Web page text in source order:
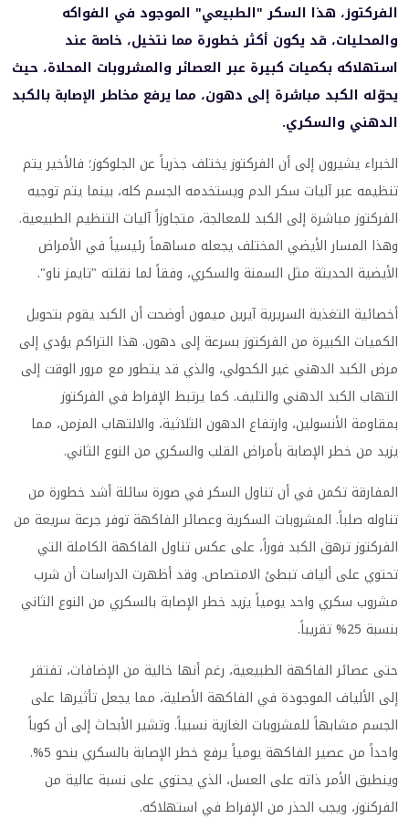
الفركتوز، هذا السكر "الطبيعي" الموجود في الفواكه
والمحليات، قد يكون أكثر خطورة مما نتخيل، خاصة عند
استهلاكه بكميات كبيرة عبر العصائر والمشروبات المحلاة، حيث
يحوّله الكبد مباشرة إلى دهون، مما يرفع مخاطر الإصابة بالكبد
الدهني والسكري.
الخبراء يشيرون إلى أن الفركتوز يختلف جذرياً عن الجلوكوز؛ فالأخير يتم
تنظيمه عبر آليات سكر الدم ويستخدمه الجسم كله، بينما يتم توجيه
الفركتوز مباشرة إلى الكبد للمعالجة، متجاوزاً آليات التنظيم الطبيعية.
وهذا المسار الأيضي المختلف يجعله مساهماً رئيسياً في الأمراض
الأيضية الحديثة مثل السمنة والسكري، وفقاً لما نقلته "تايمز ناو".
أخصائية التغذية السريرية آيرين ميمون أوضحت أن الكبد يقوم بتحويل
الكميات الكبيرة من الفركتوز بسرعة إلى دهون. هذا التراكم يؤدي إلى
مرض الكبد الدهني غير الكحولي، والذي قد يتطور مع مرور الوقت إلى
التهاب الكبد الدهني والتليف. كما يرتبط الإفراط في الفركتوز
بمقاومة الأنسولين، وارتفاع الدهون الثلاثية، والالتهاب المزمن، مما
يزيد من خطر الإصابة بأمراض القلب والسكري من النوع الثاني.
المفارقة تكمن في أن تناول السكر في صورة سائلة أشد خطورة من
تناوله صلباً. المشروبات السكرية وعصائر الفاكهة توفر جرعة سريعة من
الفركتوز ترهق الكبد فوراً، على عكس تناول الفاكهة الكاملة التي
تحتوي على ألياف تبطئ الامتصاص. وقد أظهرت الدراسات أن شرب
مشروب سكري واحد يومياً يزيد خطر الإصابة بالسكري من النوع الثاني
بنسبة 25% تقريباً.
حتى عصائر الفاكهة الطبيعية، رغم أنها خالية من الإضافات، تفتقر
إلى الألياف الموجودة في الفاكهة الأصلية، مما يجعل تأثيرها على
الجسم مشابهاً للمشروبات الغازية نسبياً. وتشير الأبحاث إلى أن كوباً
واحداً من عصير الفاكهة يومياً يرفع خطر الإصابة بالسكري بنحو 5%.
وينطبق الأمر ذاته على العسل، الذي يحتوي على نسبة عالية من
الفركتوز، ويجب الحذر من الإفراط في استهلاكه.